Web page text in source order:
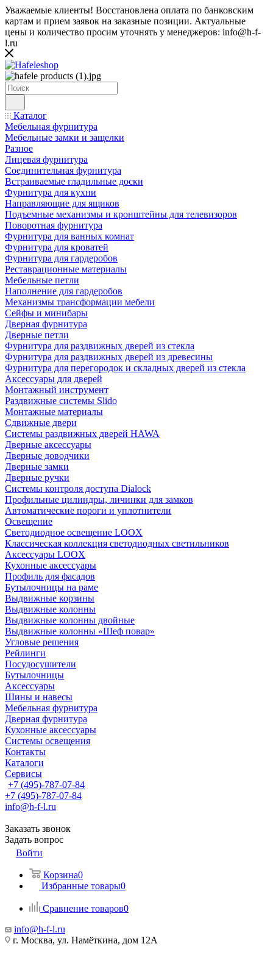
Уважаемые клиенты! Восстановлена оплата по банковским
картам и прием заявок на заказные позиции. Актуальные
цены и количество просим уточнять у менеджеров: info@h-f-
l.ru
Каталог
Мебельная фурнитура
Мебельные замки и защелки
Разное
Лицевая фурнитура
Соединительная фурнитура
Встраиваемые гладильные доски
Фурнитура для кухни
Направляющие для ящиков
Подъемные механизмы и кронштейны для телевизоров
Поворотная фурнитура
Фурнитура для ванных комнат
Фурнитура для кроватей
Фурнитура для гардеробов
Реставрационные материалы
Мебельные петли
Наполнение для гардеробов
Механизмы трансформации мебели
Сейфы и минибары
Дверная фурнитура
Дверные петли
Фурнитура для раздвижных дверей из стекла
Фурнитура для раздвижных дверей из древесины
Фурнитура для перегородок и складных дверей из стекла
Аксессуары для дверей
Монтажный инструмент
Раздвижные системы Slido
Монтажные материалы
Сдвижные двери
Системы раздвижных дверей HAWA
Дверные аксессуары
Дверные доводчики
Дверные замки
Дверные ручки
Системы контроля доступа Dialock
Профильные цилиндры, личинки для замков
Автоматические пороги и уплотнители
Освещение
Светодиодное освещение LOOX
Классическая коллекция светодиодных светильников
Аксессуары LOOX
Кухонные аксессуары
Профиль для фасадов
Бутылочницы на раме
Выдвижные корзины
Выдвижные колонны
Выдвижные колонны двойные
Bыдвижные колонны «Шеф повар»
Угловые решения
Рейлинги
Посудосушители
Бутылочницы
Аксессуары
Шины и навесы
Мебельная фурнитура
Дверная фурнитура
Кухонные аксессуары
Системы освещения
Контакты
Каталоги
Сервисы
+7 (495)-787-07-84
+7 (495)-787-07-84
info@h-f-l.ru
Заказать звонок
Задать вопрос
Войти
Корзина0
Избранные товары0
Сравнение товаров0
info@h-f-l.ru
г. Москва, ул. Намёткина, дом 12А